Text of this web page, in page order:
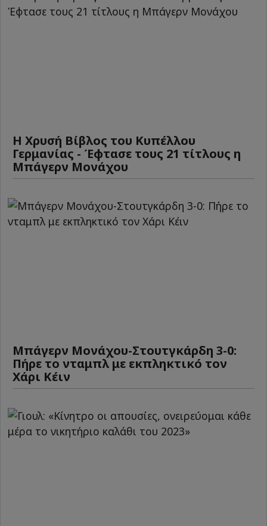
Η Χρυσή Βίβλος του Κυπέλλου
Γερμανίας - Έφτασε τους 21 τίτλους η
Μπάγερν Μονάχου
Μπάγερν Μονάχου-Στουτγκάρδη 3-0:
Πήρε το νταμπλ με εκπληκτικό τον
Χάρι Κέιν